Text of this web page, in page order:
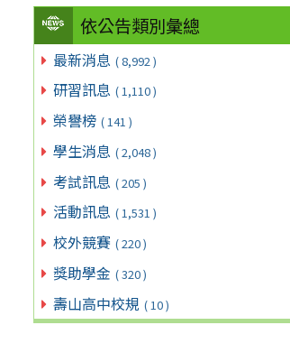
依公告類別彙總
最新消息 ( 8,992 )
研習訊息 ( 1,110 )
榮譽榜 ( 141 )
學生消息 ( 2,048 )
考試訊息 ( 205 )
活動訊息 ( 1,531 )
校外競賽 ( 220 )
獎助學金 ( 320 )
壽山高中校規 ( 10 )